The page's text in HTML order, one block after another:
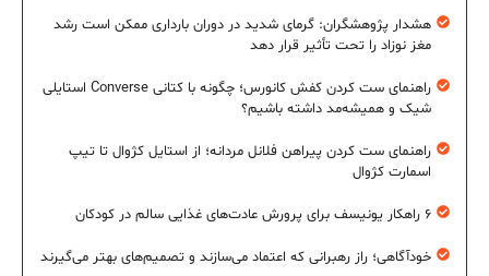
هشدار پژوهشگران: گرمای شدید در دوران بارداری ممکن است رشد
مغز نوزاد را تحت تأثیر قرار دهد
راهنمای ست کردن کفش کانورس؛ چگونه با کتانی Converse استایلی
شیک و همیشه‌مد داشته باشیم؟
راهنمای ست کردن پیراهن فلانل مردانه؛ از استایل کژوال تا تیپ
اسمارت کژوال
۶ راهکار یونیسف برای پرورش عادت‌های غذایی سالم در کودکان
خودآگاهی؛ راز رهبرانی که اعتماد می‌سازند و تصمیم‌های بهتر می‌گیرند